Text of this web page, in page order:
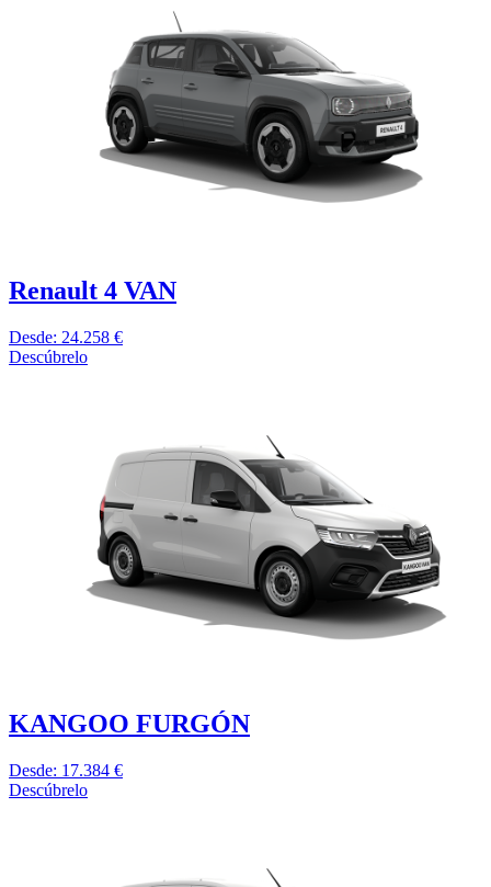
Renault 4 VAN
Desde: 24.258 €
Descúbrelo
KANGOO FURGÓN
Desde: 17.384 €
Descúbrelo